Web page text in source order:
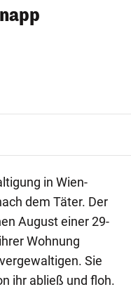
in Wien-
dem Täter. Der
August einer 29-
Wohnung
Sie
ihr abließ und floh.